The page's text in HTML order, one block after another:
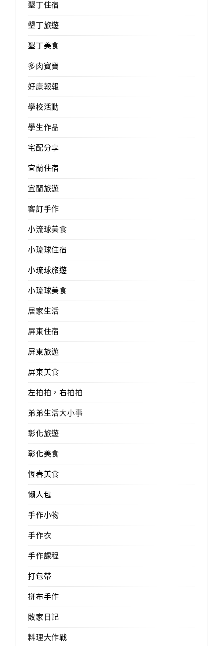
墾丁住宿
墾丁旅遊
墾丁美食
多肉寶寶
好康報報
學校活動
學生作品
宅配分享
宜蘭住宿
宜蘭旅遊
客訂手作
小流球美食
小琉球住宿
小琉球旅遊
小琉球美食
居家生活
屏東住宿
屏東旅遊
屏東美食
左拍拍，右拍拍
弟弟生活大小事
彰化旅遊
彰化美食
恆春美食
懶人包
手作小物
手作衣
手作課程
打包帶
拼布手作
敗家日記
料理大作戰